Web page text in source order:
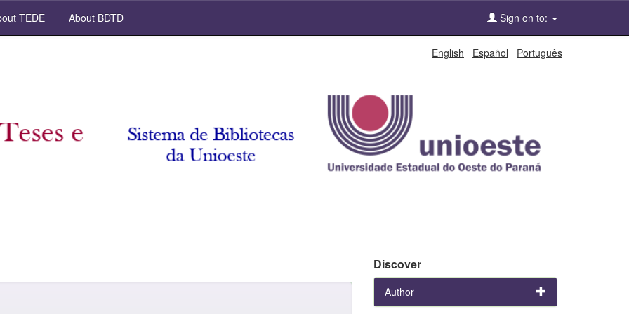
TEDE About BDTD Sign on to:
English Español Português
Discover
Author